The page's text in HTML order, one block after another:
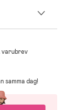
samma dag!